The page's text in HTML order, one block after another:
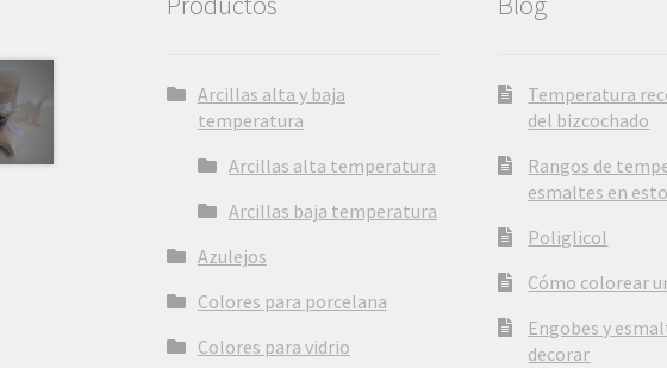
Arcillas alta y baja
temperatura
Arcillas alta temperatura
Arcillas baja temperatura
Azulejos
Colores para porcelana
Colores para vidrio
Temperatura
del bizcochado
Rangos de
esmaltes en
Poliglicol
Cómo colorear
Engobes y
decorar